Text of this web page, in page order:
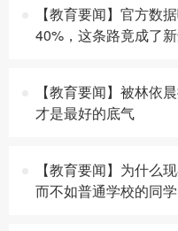
【教育要闻】官方数
40%，这条路竟成了
【教育要闻】被林依
才是最好的底气
【教育要闻】为什么
而不如普通学校的同学